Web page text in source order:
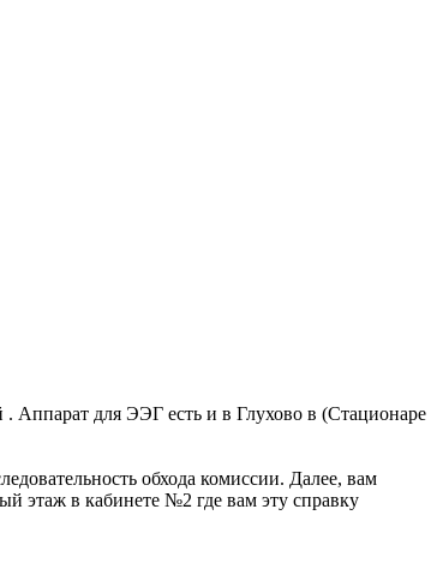
Аппарат для ЭЭГ есть и в Глухово в (Стационаре
обхода комиссии. Далее, вам
этаж в кабинете №2 где вам эту справку